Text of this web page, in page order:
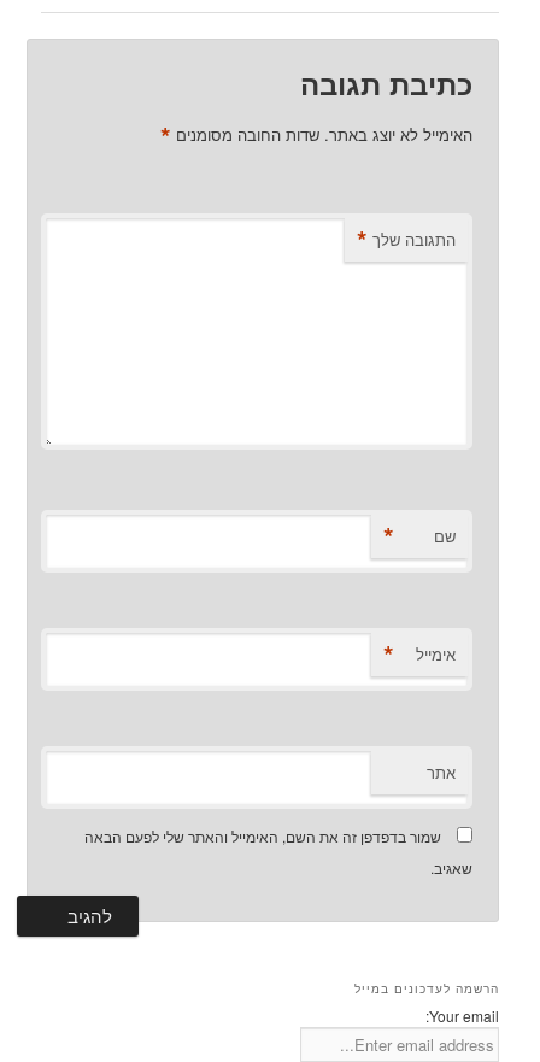
כתיבת תגובה
האימייל לא יוצג באתר. שדות החובה מסומנים *
התגובה שלך *
שם *
אימייל *
אתר
שמור בדפדפן זה את השם, האימייל והאתר שלי לפעם הבאה
שאגיב.
הרשמה לעדכונים במייל
Your email: